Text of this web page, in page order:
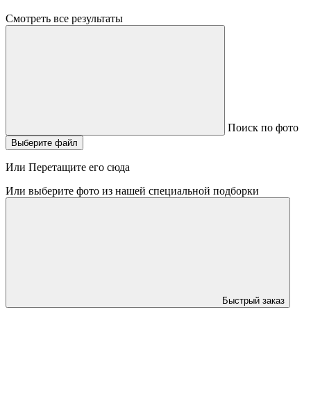
Смотреть все результаты
Поиск по фото
Выберите файл
Или Перетащите его сюда
Или выберите фото из нашей специальной подборки
Быстрый заказ